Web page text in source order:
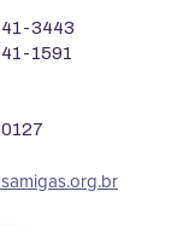
3443
1591